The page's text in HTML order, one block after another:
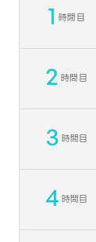
1 時間目
2 時間目
3 時間目
4 時間目